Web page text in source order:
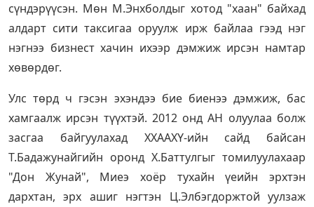
сүндэрүүсэн. Мөн М.Энхболдыг хотод "хаан" байхад
алдарт сити таксигаа оруулж ирж байлаа гээд нэг
нэгнээ бизнест хачин ихээр дэмжиж ирсэн намтар
хөвөрдөг.
Улс төрд ч гэсэн эхэндээ бие биенээ дэмжиж, бас
хамгаалж ирсэн түүхтэй. 2012 онд АН олуулаа болж
засгаа байгуулахад ХХААХҮ-ийн сайд байсан
Т.Бадажунайгийн оронд Х.Баттулгыг томилуулахаар
"Дон Жунай", Миеэ хоёр тухайн үеийн эрхтэн
дархтан, эрх ашиг нэгтэн Ц.Элбэгдоржтой уулзаж